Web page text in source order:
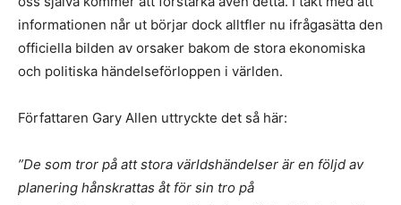
informationen når ut börjar dock alltfler nu ifrågasätta den
officiella bilden av orsaker bakom de stora ekonomiska
och politiska händelseförloppen i världen.
Författaren Gary Allen uttryckte det så här:
”De som tror på att stora världshändelser är en följd av
planering hånskrattas åt för sin tro på